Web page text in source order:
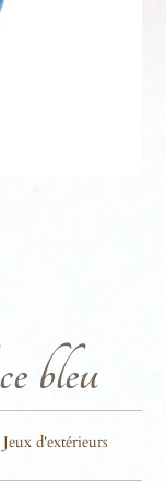
bleu
Jeux d'extérieurs